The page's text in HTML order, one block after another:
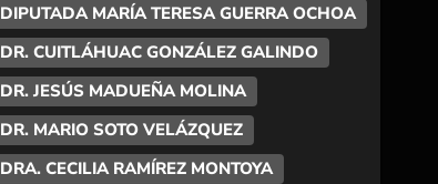
DIPUTADA MARÍA TERESA GUERRA OCHOA
DR. CUITLÁHUAC GONZÁLEZ GALINDO
DR. JESÚS MADUEÑA MOLINA
DR. MARIO SOTO VELÁZQUEZ
DRA. CECILIA RAMÍREZ MONTOYA